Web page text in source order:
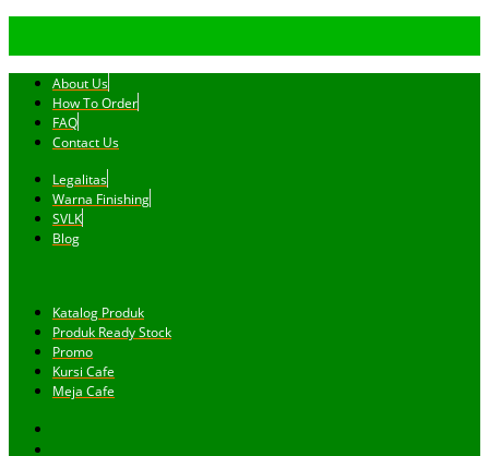
About Us
How To Order
FAQ
Contact Us
Legalitas
Warna Finishing
SVLK
Blog
Katalog Produk
Produk Ready Stock
Promo
Kursi Cafe
Meja Cafe